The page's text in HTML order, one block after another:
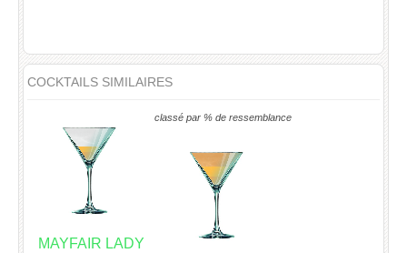
COCKTAILS SIMILAIRES
classé par % de ressemblance
MAYFAIR LADY